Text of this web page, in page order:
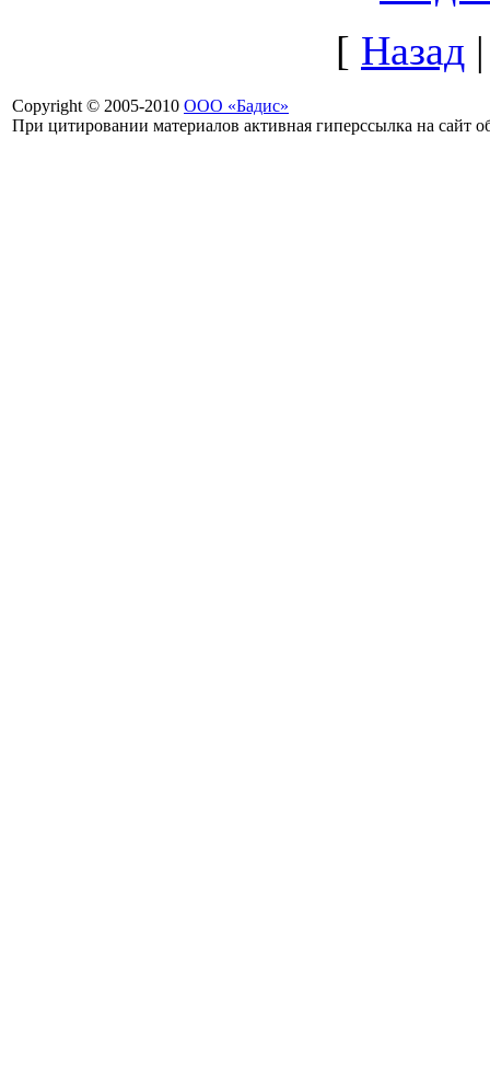
[ Назад
Copyright © 2005-2010 ООО «Бадис»
При цитировании материалов активная гиперссылка на сайт